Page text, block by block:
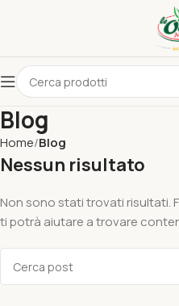
Blog
Home Blog
Nessun risultato
Non sono stati trovati risultati.
ti potrà aiutare a trovare